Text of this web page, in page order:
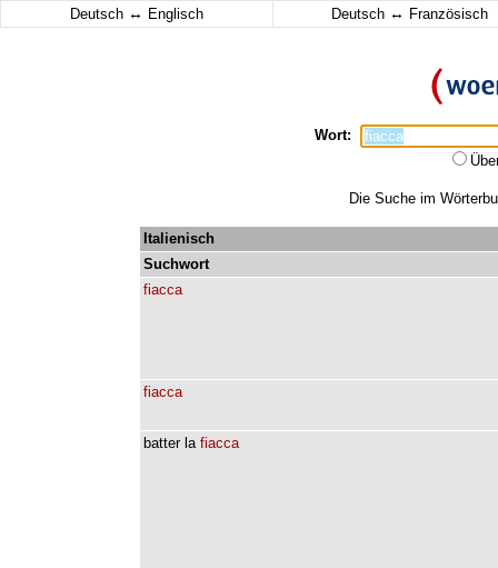
Deutsch ↔ Englisch Deutsch ↔ Französisch
Wort:
Die Suche im
Italienisch
Suchwort
fiacca
fiacca
batter la fiacca